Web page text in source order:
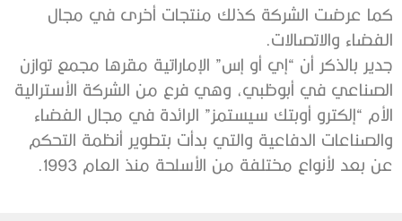
كما عرضت الشركة كذلك منتجات أخرى في مجال
الفضاء والاتصالات.
جدير بالذكر أن “إي أو إس” الإماراتية مقرها مجمع توازن
الصناعي في أبوظبي، وهي فرع من الشركة الأسترالية
الأم “إلكترو أوبتك سيستمز” الرائدة في مجال الفضاء
والصناعات الدفاعية والتي بدأت بتطوير أنظمة التحكم
عن بعد لأنواع مختلفة من الأسلحة منذ العام 1993.